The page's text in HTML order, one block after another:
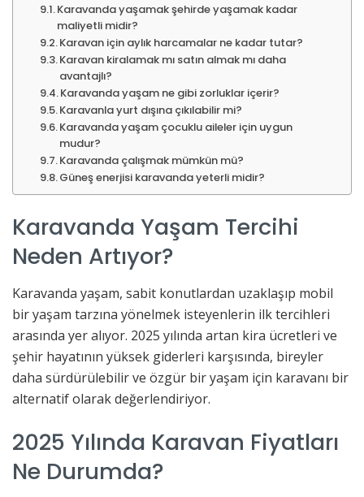
Karavanda yaşamak şehirde yaşamak kadar
maliyetli midir?
Karavan için aylık harcamalar ne kadar tutar?
Karavan kiralamak mı satın almak mı daha
avantajlı?
Karavanda yaşam ne gibi zorluklar içerir?
Karavanla yurt dışına çıkılabilir mi?
Karavanda yaşam çocuklu aileler için uygun
mudur?
Karavanda çalışmak mümkün mü?
Güneş enerjisi karavanda yeterli midir?
Karavanda Yaşam Tercihi
Neden Artıyor?
Karavanda yaşam, sabit konutlardan uzaklaşıp mobil
bir yaşam tarzına yönelmek isteyenlerin ilk tercihleri
arasında yer alıyor. 2025 yılında artan kira ücretleri ve
şehir hayatının yüksek giderleri karşısında, bireyler
daha sürdürülebilir ve özgür bir yaşam için karavanı bir
alternatif olarak değerlendiriyor.
2025 Yılında Karavan Fiyatları
Ne Durumda?